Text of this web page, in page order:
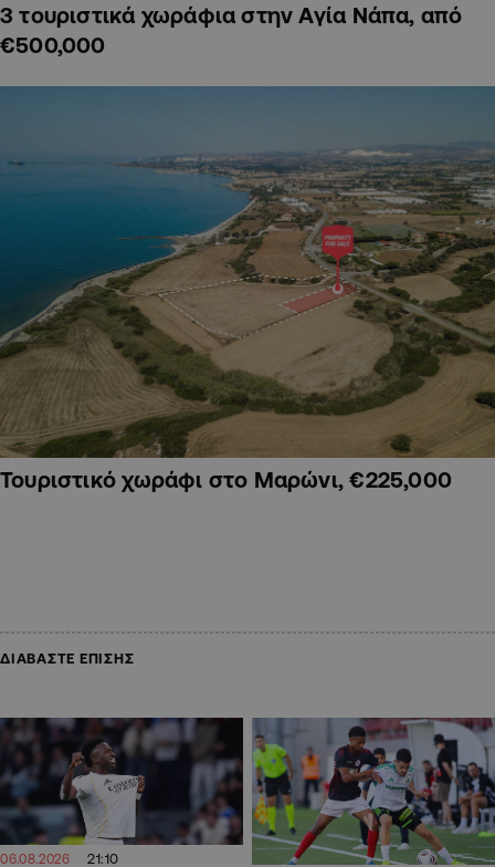
3 τουριστικά χωράφια στην Αγία Νάπα, από
€500,000
Τουριστικό χωράφι στο Μαρώνι, €225,000
ΔΙΑΒΑΣΤΕ ΕΠΙΣΗΣ
06.08.2026 21:10